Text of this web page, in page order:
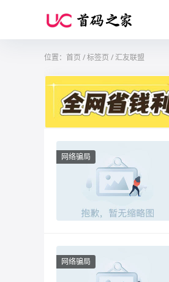
位置： 首页 /标签页 / 汇友联盟
网络骗局
网络骗局